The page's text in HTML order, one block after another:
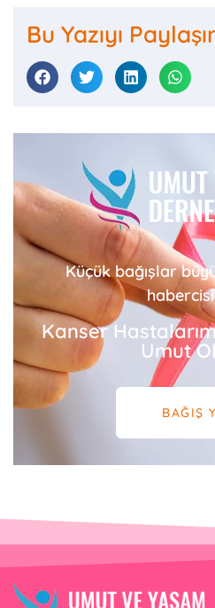
Bu Yazıyı
Küçük bağışlar
Kanser
Umut
BAĞIŞ